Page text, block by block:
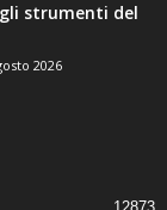
strumenti del
2026